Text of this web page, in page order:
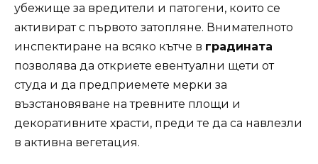
убежище за вредители и патогени, които се
активират с първото затопляне. Внимателното
инспектиране на всяко кътче в градината
позволява да откриете евентуални щети от
студа и да предприемете мерки за
възстановяване на тревните площи и
декоративните храсти, преди те да са навлезли
в активна вегетация.